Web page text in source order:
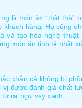
là món ăn “thật
hàng. Họ cũng
và tạo hóa nghệ
món ăn tinh tế nhất
chắn cá không bị
được đánh giá chất
cá ngừ vây xanh.